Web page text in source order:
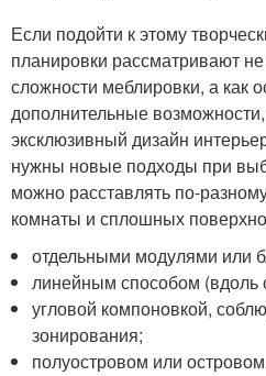
Если подойти к этому
планировки рассматривают не
сложности меблировки, а как
дополнительные
эксклюзивный дизайн
нужны новые подходы при
можно расставлять по-
комнаты и сплошных
отдельными модулями или
линейным способом (вдоль
угловой компоновкой,
зонирования;
полуостровом или